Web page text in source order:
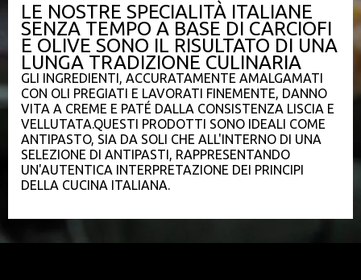
LE NOSTRE SPECIALITÀ ITALIANE
SENZA TEMPO A BASE DI CARCIOFI
E OLIVE SONO IL RISULTATO DI UNA
LUNGA TRADIZIONE CULINARIA
GLI INGREDIENTI, ACCURATAMENTE AMALGAMATI
CON OLI PREGIATI E LAVORATI FINEMENTE, DANNO
VITA A CREME E PATÉ DALLA CONSISTENZA LISCIA E
VELLUTATA.QUESTI PRODOTTI SONO IDEALI COME
ANTIPASTO, SIA DA SOLI CHE ALL'INTERNO DI UNA
SELEZIONE DI ANTIPASTI, RAPPRESENTANDO
UN'AUTENTICA INTERPRETAZIONE DEI PRINCIPI
DELLA CUCINA ITALIANA.